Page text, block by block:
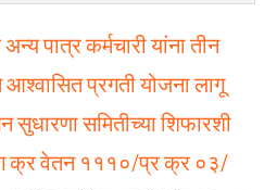
पात्र कर्मचारी यांना तीन
आश्वासित प्रगती योजना लागू
सुधारणा समितीच्या शिफारशी
क्र वेतन १११०/प्र क्र ०३/